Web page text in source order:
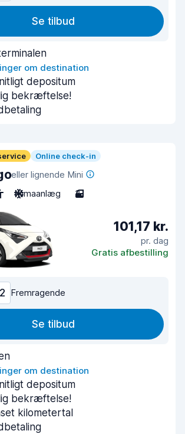
Se tilbud
om destination
depositum
bekræftelse!
Online check-in
eller lignende Mini
Klimaanlæg 3
101,17 kr.
pr. dag
Gratis afbestilling
Fremragende
Se tilbud
om destination
depositum
bekræftelse!
kilometertal